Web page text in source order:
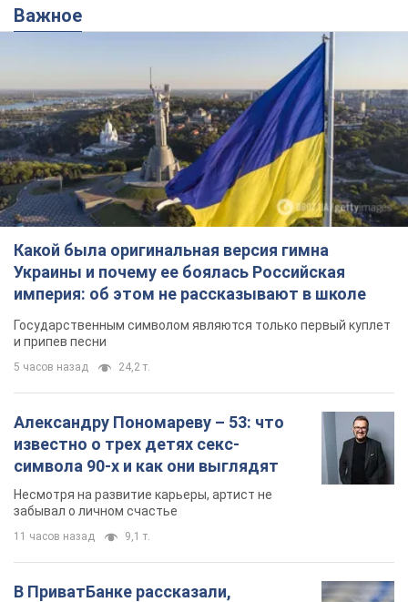
Важное
Какой была оригинальная версия гимна
Украины и почему ее боялась Российская
империя: об этом не рассказывают в школе
Государственным символом являются только первый куплет
и припев песни
5 часов назад 24,2 т.
Александру Пономареву – 53: что
известно о трех детях секс-
символа 90-х и как они выглядят
Несмотря на развитие карьеры, артист не
забывал о личном счастье
11 часов назад 9,1 т.
В ПриватБанке рассказали,